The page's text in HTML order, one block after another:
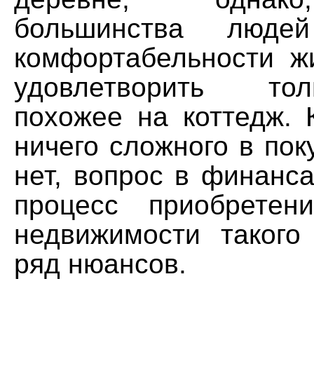
большинства
комфортабельности
удовлетворить
похожее на коттедж.
ничего сложного в
нет, вопрос в
процесс
недвижимости
ряд нюансов.